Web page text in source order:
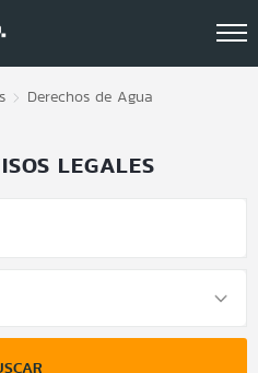
al contenido
Derechos de Agua
LEGALES